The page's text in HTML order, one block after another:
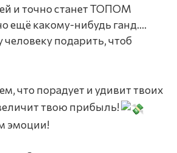
и точно станет ТОПОМ
ещё какому-нибудь ганд....
подарить, чтоб
что порадует и удивит твоих
твою прибыль!
эмоции!